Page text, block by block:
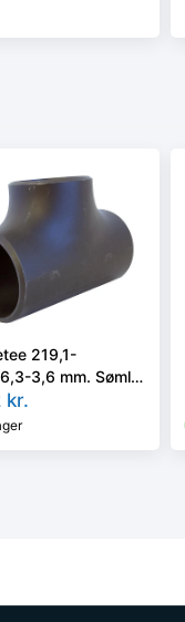
219,1-
3,6 mm. Søml.
EN 10253-
A.
kr.